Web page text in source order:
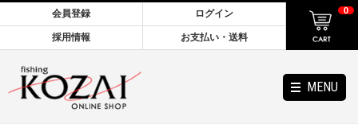
MENU
会員登録 ログイン
採用情報 お支払い・送料
0